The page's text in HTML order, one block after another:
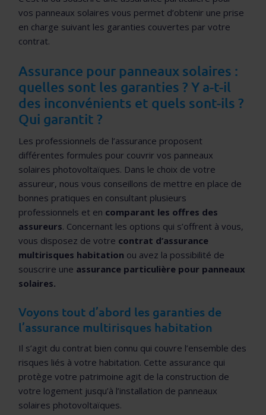
vos panneaux solaires vous permet d’obtenir une prise
en charge suivant les garanties couvertes par votre
contrat.
Assurance pour panneaux solaires :
quelles sont les garanties ? Y a-t-il
des inconvénients et quels sont-ils ?
Qui garantit ?
Les professionnels de l’assurance proposent
différentes formules pour couvrir vos panneaux
solaires photovoltaïques. Dans le choix de votre
assureur, nous vous conseillons de mettre en place de
bonnes pratiques en consultant plusieurs
professionnels et en comparant les offres des
assureurs. Concernant les options qui s’offrent à vous,
vous disposez de votre contrat d’assurance
multirisques habitation ou avez la possibilité de
souscrire une assurance particulière pour panneaux
solaires.
Voyons tout d’abord les garanties de
l’assurance multirisques habitation
Il s’agit du contrat bien connu qui couvre l’ensemble des
risques liés à votre habitation. Cette assurance qui
protège votre patrimoine agit de la construction de
votre logement jusqu’à l’installation de panneaux
solaires photovoltaïques.